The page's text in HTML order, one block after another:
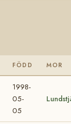
FÖDD MOR
1998-
05-
05